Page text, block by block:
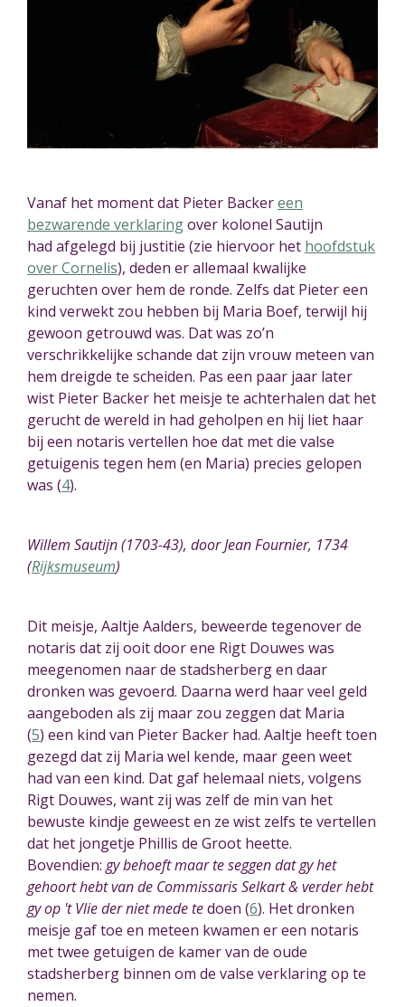
Vanaf het moment dat Pieter Backereen
bezwarende verklaringover kolonel Sautijn
had afgelegd bij justitie (zie hiervoor het hoofdstuk
over Cornelis), deden er allemaal kwalijke
geruchten over hem de ronde. Zelfs dat Pieter een
kind verwekt zou hebben bij Maria Boef, terwijl hij
gewoon getrouwd was. Dat was zo’n
verschrikkelijke schande dat zijn vrouw meteen van
hem dreigde te scheiden. Pas een paar jaar later
wist Pieter Backer het meisje te achterhalen dat het
gerucht de wereld in had geholpen en hij liet haar
bij een notaris vertellen hoe dat met die valse
getuigenis tegen hem (en Maria) precies gelopen
was (4).
Willem Sautijn (1703-43), door Jean Fournier, 1734
(Rijksmuseum)
Dit meisje, Aaltje Aalders, beweerde tegenover de
notaris dat zij ooit door ene Rigt Douwes was
meegenomen naar de stadsherberg en daar
dronken was gevoerd. Daarna werd haar veel geld
aangeboden als zij maar zou zeggen dat Maria
(5) een kind van Pieter Backer had. Aaltje heeft toen
gezegd dat zij Maria wel kende, maar geen weet
had van een kind. Dat gaf helemaal niets, volgens
Rigt Douwes, want zij was zelf de min van het
bewuste kindje geweest en ze wist zelfs te vertellen
dat het jongetje Phillis de Groot heette.
Bovendien: gy behoeft maar te seggen dat gy het
gehoort hebt van de Commissaris Selkart & verder hebt
gy op 't Vlie der niet mede tedoen (6). Het dronken
meisje gaf toe en meteen kwamen er een notaris
met twee getuigen de kamer van de oude
stadsherberg binnen om de valse verklaring op te
nemen.